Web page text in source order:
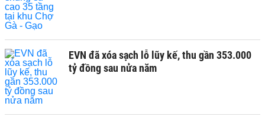
EVN đã xóa sạch lỗ lũy kế, thu gần 353.000
tỷ đồng sau nửa năm